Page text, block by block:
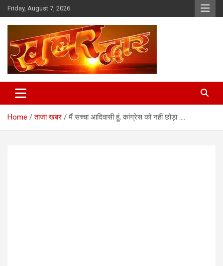
Skip
to
content
Friday, August 7, 2026
Khabar Dwar
Home ताजा खबर मैं सच्चा आदिवासी हूं, कांग्रेस को नहीं छोड़ा ….